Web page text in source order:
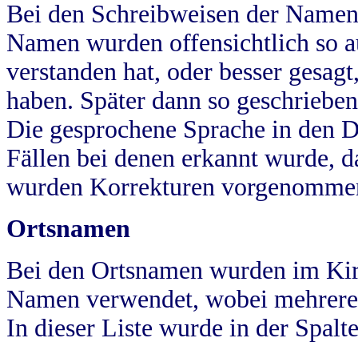
Bei den Schreibweisen der
Namen wurden offensichtlich so
verstanden hat, oder besser
haben. Später dann so
Die gesprochene Sprache in
Fällen bei denen erkannt wurde,
wurden Korrekturen
Ortsnamen
Bei den Ortsnamen wurden im
Namen verwendet, wobei
In dieser Liste wurde in der